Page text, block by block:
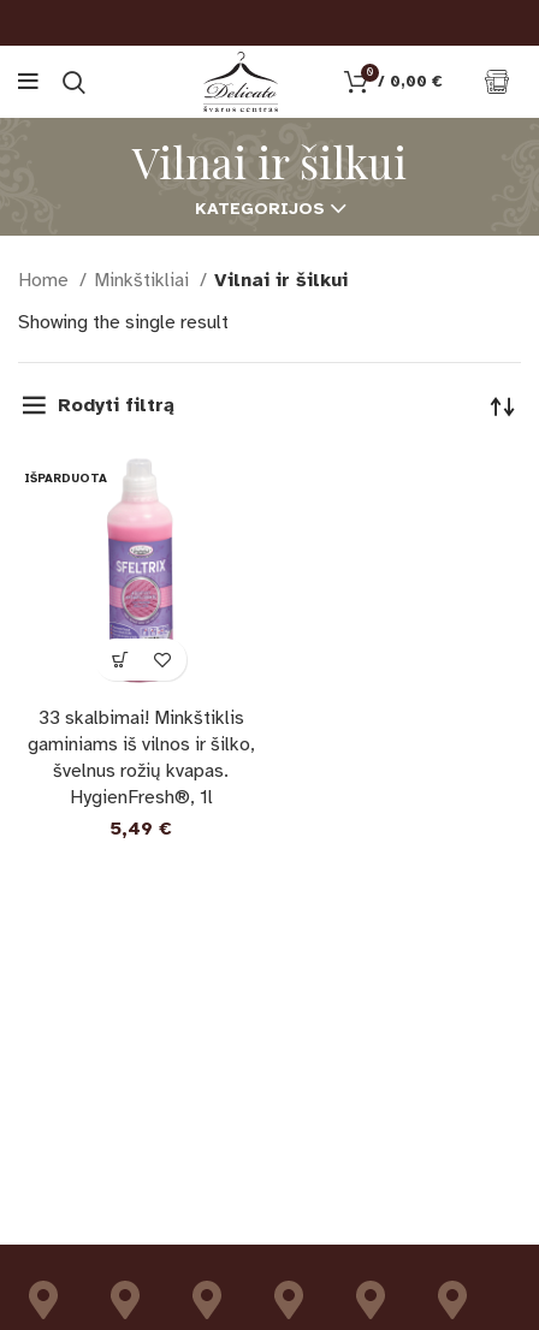
0 / 0,00 €
Vilnai ir šilkui
KATEGORIJOS
Home Minkštikliai
Vilnai ir šilkui
Showing the single result
Rodyti filtrą
IŠPARDUOTA
33 skalbimai! Minkštiklis
gaminiams iš vilnos ir šilko,
švelnus rožių kvapas.
HygienFresh®, 1l
5,49 €